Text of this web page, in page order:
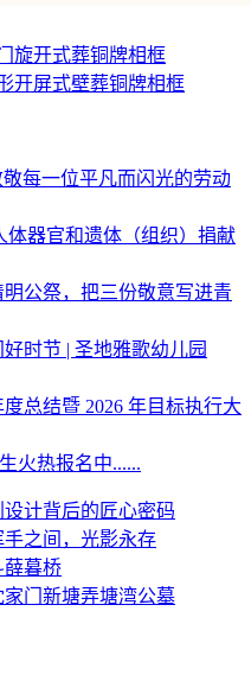
旋开式葬铜牌相框
开屏式壁葬铜牌相框
每一位平凡而闪光的劳动
体器官和遗体（组织）捐献
公祭，把三份敬意写进青
时节 | 圣地雅歌幼儿园
总结暨 2026 年目标执行大
火热报名中......
计背后的匠心密码
之间，光影永存
薛暮桥
门新塘弄塘湾公墓